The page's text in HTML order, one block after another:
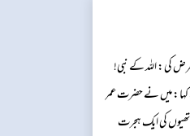
کی: اللہ کے نبی!
کہا: میں نے حضرت عمر
کی ایک ہجرت